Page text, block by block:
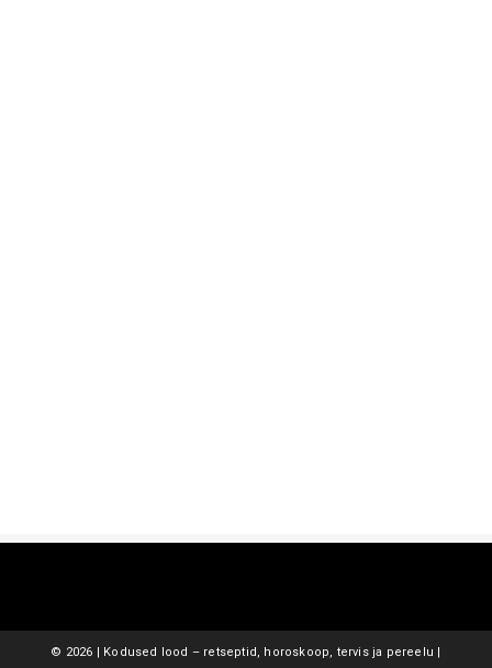
© 2026 | Kodused lood – retseptid, horoskoop, tervis ja pereelu |